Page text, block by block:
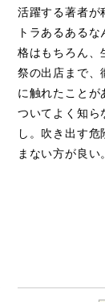
活躍する著者が
トラあるある
格はもちろん、
祭の出店まで
に触れたことが
ついてよく知ら
し。吹き出す
まない方が良い